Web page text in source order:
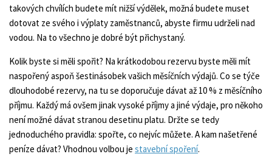
takových chvílích budete mít nižší výdělek, možná budete muset
dotovat ze svého i výplaty zaměstnanců, abyste firmu udrželi nad
vodou. Na to všechno je dobré být přichystaný.
Kolik byste si měli spořit? Na krátkodobou rezervu byste měli mít
naspořený aspoň šestinásobek vašich měsíčních výdajů. Co se týče
dlouhodobé rezervy, na tu se doporučuje dávat až 10 % z měsíčního
příjmu. Každý má ovšem jinak vysoké příjmy a jiné výdaje, pro někoho
není možné dávat stranou desetinu platu. Držte se tedy
jednoduchého pravidla: spořte, co nejvíc můžete. A kam našetřené
peníze dávat? Vhodnou volbou je stavební spoření.